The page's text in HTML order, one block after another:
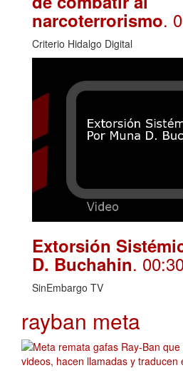
narcoterrorismo.
Criterio Hidalgo Digital
Extorsión
D. Buchahin.
SinEmbargo TV
rayban meta